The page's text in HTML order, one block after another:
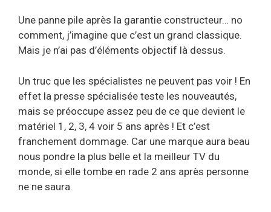
Une panne pile après la garantie constructeur… no
comment, j’imagine que c’est un grand classique.
Mais je n’ai pas d’éléments objectif là dessus.
Un truc que les spécialistes ne peuvent pas voir ! En
effet la presse spécialisée teste les nouveautés,
mais se préoccupe assez peu de ce que devient le
matériel 1, 2, 3, 4 voir 5 ans après ! Et c’est
franchement dommage. Car une marque aura beau
nous pondre la plus belle et la meilleur TV du
monde, si elle tombe en rade 2 ans après personne
ne ne saura.